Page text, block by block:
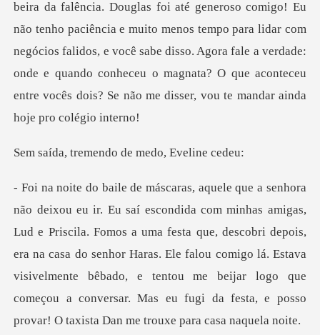
ho paciência e muito menos tempo para lidar com
negócios falidos, e você sabe disso. Agora fale a verdade:
onde e quan
mendo de medo,
Fomos a uma festa que, descobri depois,
era na casa do senhor Haras. Ele falou comigo lá. Estava
visivelmente bêbado, e tentou